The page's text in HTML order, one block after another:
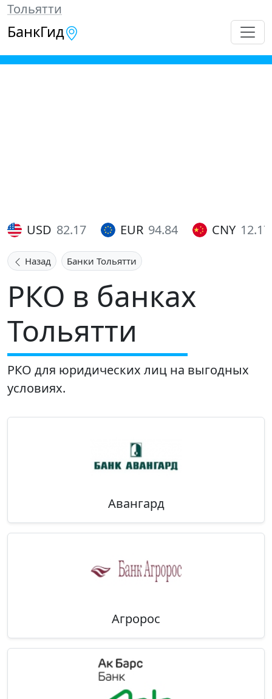
Тольятти
БанкГид
USD 82.17 EUR 94.84 CNY 12.17
Назад Банки Тольятти
РКО в банках
Тольятти
РКО для юридических лиц на выгодных
условиях.
Авангард
Агророс